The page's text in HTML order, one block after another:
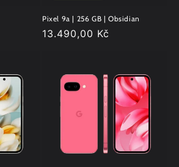
Pixel 9a | 256 GB | Obsidian
Běžná
13.490,00 Kč